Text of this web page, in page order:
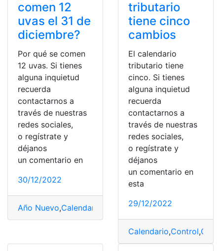
comen 12
uvas el 31 de
diciembre?
Por qué se comen
12 uvas. Si tienes
alguna inquietud
recuerda
contactarnos a
través de nuestras
redes sociales,
o regístrate y
déjanos
un comentario en
30/12/2022
Año Nuevo,Calendario Fechas,feriados,nuevo
tributario
tiene cinco
cambios
El calendario
tributario tiene
cinco. Si tienes
alguna inquietud
recuerda
contactarnos a
través de nuestras
redes sociales,
o regístrate y
déjanos
un comentario en
esta
29/12/2022
Calendario,Control,